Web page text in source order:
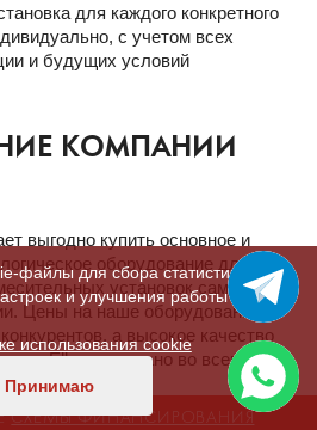
для каждого конкретного
с учетом всех
и будущих условий
КОМПАНИИ
выгодно купить основное и
оборудование для
установок самой
Цены на наше оборудование
а высокое качество
Elkon признано во всем мире.
СХЕМЫ ФИНАНСИРОВАНИЯ
файлы для сбора статистики,
и улучшения работы
использования cookie
Принимаю